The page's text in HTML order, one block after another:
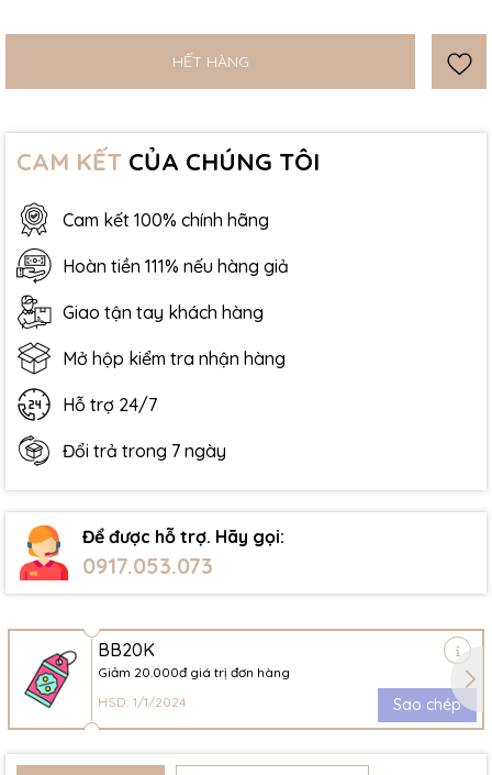
HẾT HÀNG
CAM KẾT CỦA CHÚNG TÔI
Cam kết 100% chính hãng
Hoàn tiền 111% nếu hàng giả
Giao tận tay khách hàng
Mở hộp kiểm tra nhận hàng
Hỗ trợ 24/7
Đổi trả trong 7 ngày
Để được hỗ trợ. Hãy gọi:
0917.053.073
BB20K
Giảm 20.000đ giá trị đơn hàng
HSD: 1/1/2024
Sao chép